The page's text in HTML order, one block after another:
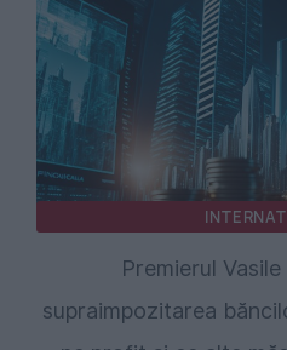
Premierul
supraimpozitarea